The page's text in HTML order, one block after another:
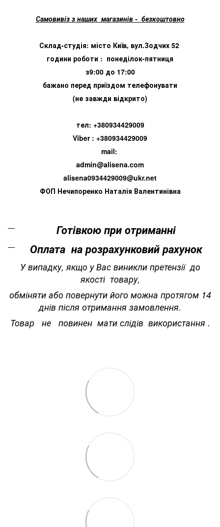
Самовивіз з наших магазинів - безкоштовно
Склад-студія: місто Київ, вул.Зодчих 52
години роботи : понеділок-пятниця
з9:00 до 17:00
бажано перед приїздом телефонувати
(не завжди відкрито)
тел: +380934429009
Viber : +380934429009
mail:
admin@alisena.com
alisena0934429009@ukr.net
ФОП Нечипоренко Наталія Валентинівна
Готівкою при отриманні
Оплата на розрахунковий рахунок
У випадку, якщо у Вас виникли претензії до
якості товару,
обміняти або повернути його можна протягом 14
днів після отримання замовлення.
Товар не повинен мати слідів використання .